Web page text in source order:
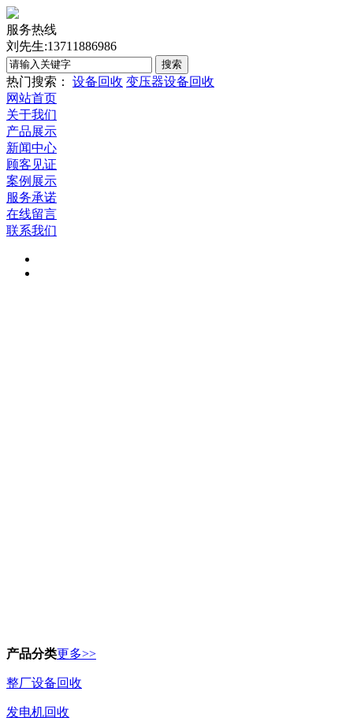
服务热线
刘先生:13711886986
热门搜索： 设备回收 变压器设备回收
网站首页
关于我们
产品展示
新闻中心
顾客见证
案例展示
服务承诺
在线留言
联系我们
产品分类更多>>
整厂设备回收
发电机回收